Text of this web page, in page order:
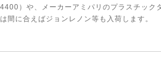
）や、メーカーアミパリのプラスチック
間に合えばジョンレノン等も入荷します。